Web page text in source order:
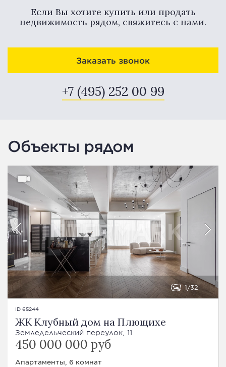
Если Вы хотите купить или продать
недвижимость рядом, свяжитесь с нами.
Заказать звонок
+7 (495) 252 00 99
Объекты рядом
1 32
ID 65244
ЖК Клубный дом на Плющихе
Земледельческий переулок, 11
450 000 000 руб
Апартаменты, 6 комнат